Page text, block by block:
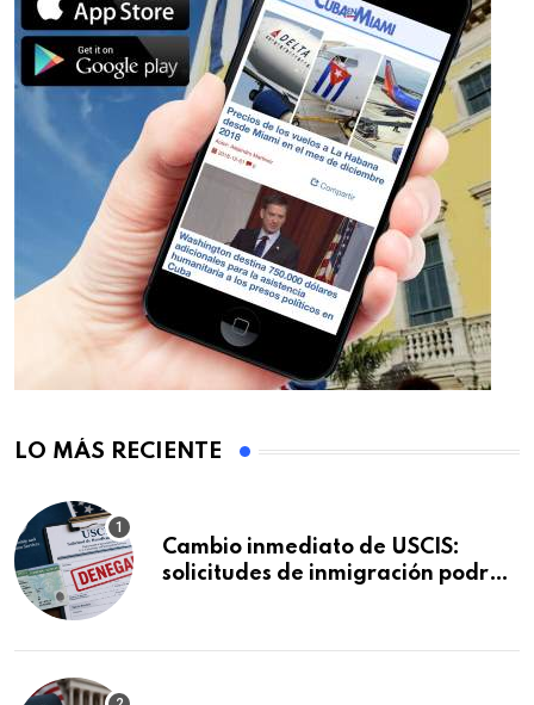
LO MÁS RECIENTE
Cambio inmediato de USCIS:
solicitudes de inmigración podrán